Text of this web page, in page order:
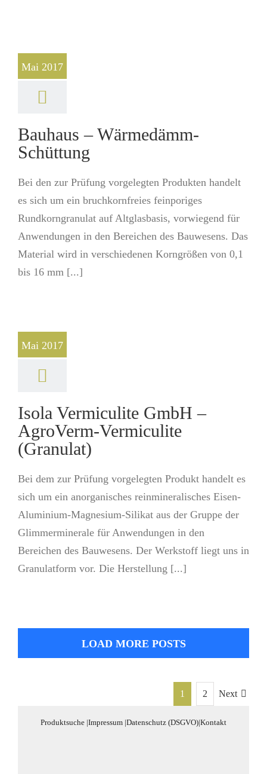
Mai 2017
Bauhaus – Wärmedämm-
Schüttung
Bei den zur Prüfung vorgelegten Produkten handelt
es sich um ein bruchkornfreies feinporiges
Rundkorngranulat auf Altglasbasis, vorwiegend für
Anwendungen in den Bereichen des Bauwesens. Das
Material wird in verschiedenen Korngrößen von 0,1
bis 16 mm [...]
Mai 2017
Isola Vermiculite GmbH –
AgroVerm-Vermiculite
(Granulat)
Bei dem zur Prüfung vorgelegten Produkt handelt es
sich um ein anorganisches reinmineralisches Eisen-
Aluminium-Magnesium-Silikat aus der Gruppe der
Glimmerminerale für Anwendungen in den
Bereichen des Bauwesens. Der Werkstoff liegt uns in
Granulatform vor. Die Herstellung [...]
LOAD MORE POSTS
1 2 Next
Produktsuche |Impressum |Datenschutz (DSGVO)|Kontakt